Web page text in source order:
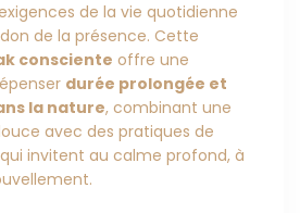
de la vie quotidienne
de la présence. Cette
consciente offre une
durée prolongée et
la nature, combinant une
avec des pratiques de
invitent au calme profond, à